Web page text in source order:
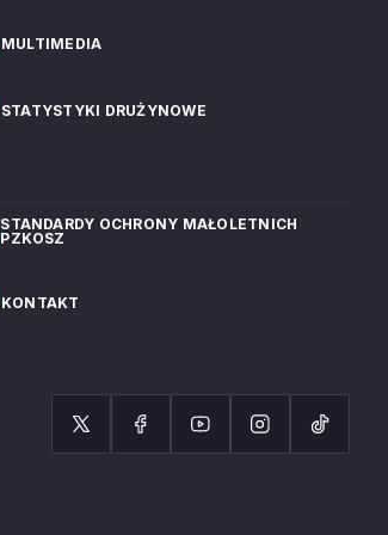
MULTIMEDIA
STATYSTYKI DRUŻYNOWE
STANDARDY OCHRONY MAŁOLETNICH
PZKOSZ
KONTAKT